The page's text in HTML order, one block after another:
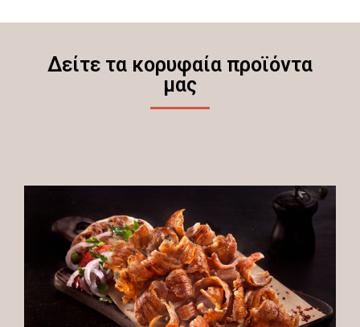
Δείτε τα κορυφαία προϊόντα
μας